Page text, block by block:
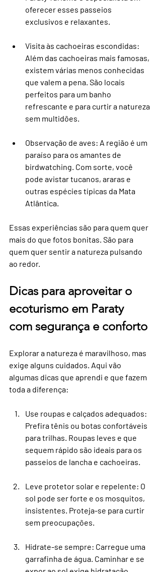
oferecer esses passeios
exclusivos e relaxantes.
Visita às cachoeiras escondidas:
Além das cachoeiras mais famosas,
existem várias menos conhecidas
que valem a pena. São locais
perfeitos para um banho
refrescante e para curtir a natureza
sem multidões.
Observação de aves: A região é um
paraíso para os amantes de
birdwatching. Com sorte, você
pode avistar tucanos, araras e
outras espécies típicas da Mata
Atlântica.
Essas experiências são para quem quer
mais do que fotos bonitas. São para
quem quer sentir a natureza pulsando
ao redor.
Dicas para aproveitar o
ecoturismo em Paraty
com segurança e conforto
Explorar a natureza é maravilhoso, mas
exige alguns cuidados. Aqui vão
algumas dicas que aprendi e que fazem
toda a diferença:
Use roupas e calçados adequados:
Prefira tênis ou botas confortáveis
para trilhas. Roupas leves e que
sequem rápido são ideais para os
passeios de lancha e cachoeiras.
Leve protetor solar e repelente: O
sol pode ser forte e os mosquitos,
insistentes. Proteja-se para curtir
sem preocupações.
Hidrate-se sempre: Carregue uma
garrafinha de água. Caminhar e se